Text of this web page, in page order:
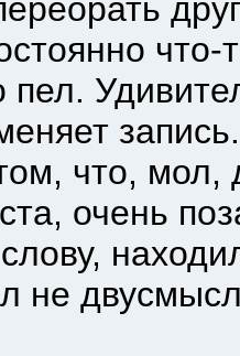
что-
пел.
что,
очень
не